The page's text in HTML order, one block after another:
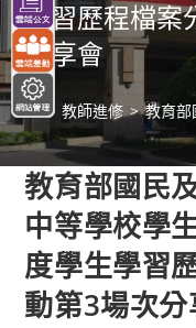
學習歷程檔案
分享會
> 教師進修 > 教育
教育部國民
中等學校學
度學生學習
動第3場次